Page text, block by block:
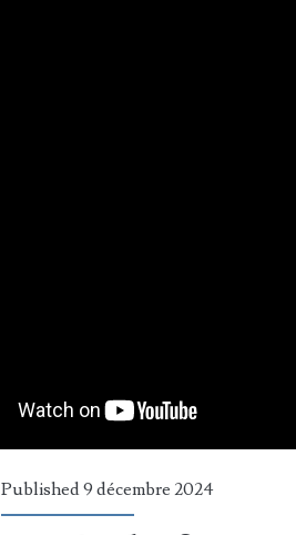
Published 9 décembre 2024